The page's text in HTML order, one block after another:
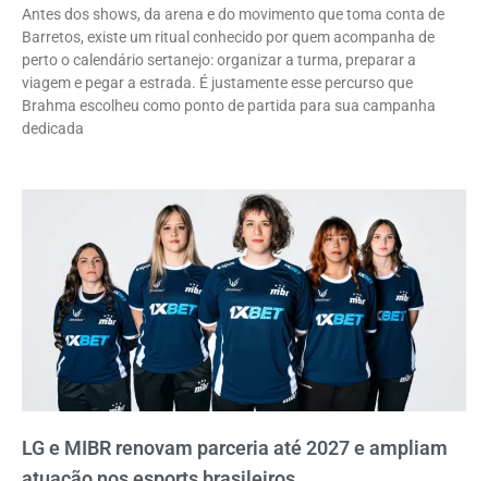
Antes dos shows, da arena e do movimento que toma conta de
Barretos, existe um ritual conhecido por quem acompanha de
perto o calendário sertanejo: organizar a turma, preparar a
viagem e pegar a estrada. É justamente esse percurso que
Brahma escolheu como ponto de partida para sua campanha
dedicada
LG e MIBR renovam parceria até 2027 e ampliam